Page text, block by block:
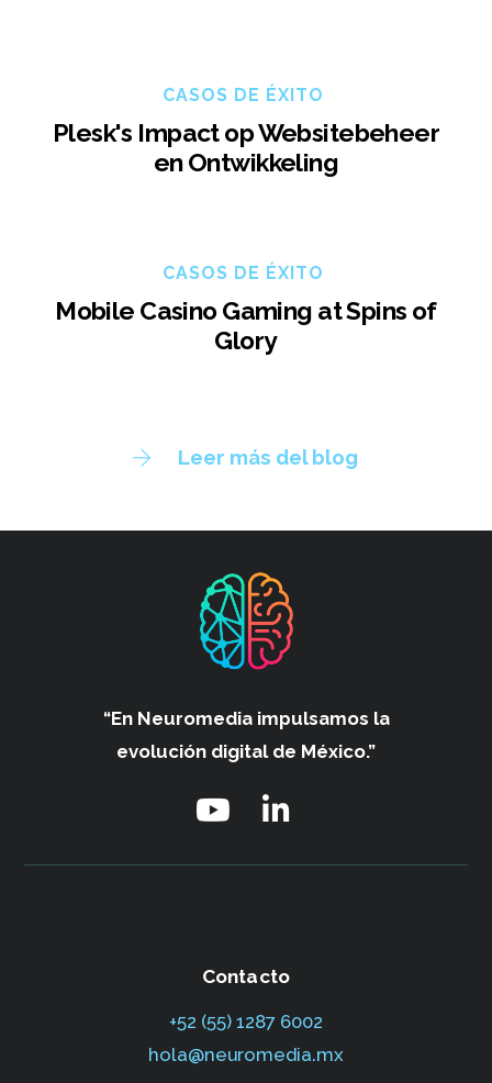
CASOS DE ÉXITO
Plesk's Impact op Websitebeheer
en Ontwikkeling
CASOS DE ÉXITO
Mobile Casino Gaming at Spins of
Glory
Leer más del blog
“En Neuromedia impulsamos la
evolución digital de México.”
Contacto
+52 (55) 1287 6002‬
hola@neuromedia.mx